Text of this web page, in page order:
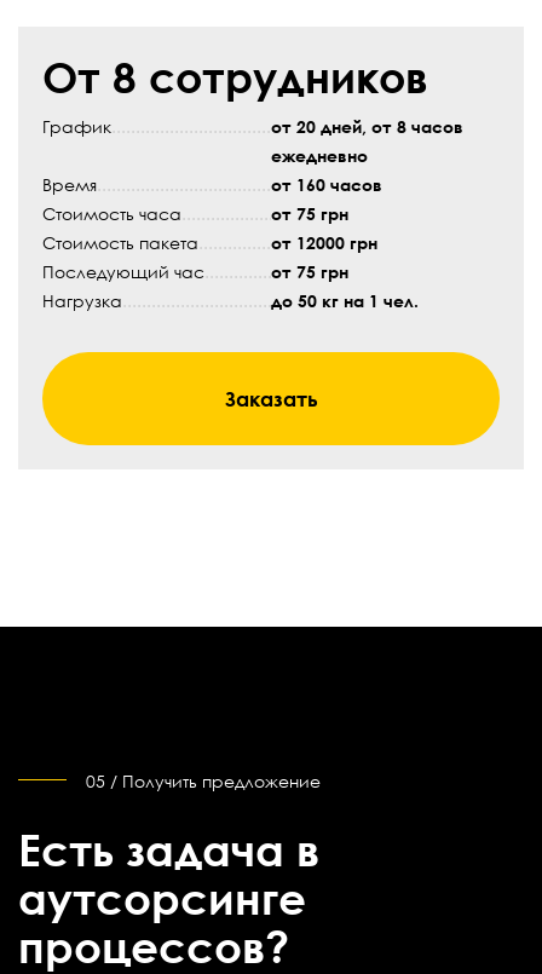
От 8 сотрудников
График
от 20 дней, от 8 часов
ежедневно
Время
от 160 часов
Стоимость часа
от 75 грн
Стоимость пакета
от 12000 грн
Последующий час
от 75 грн
Нагрузка
до 50 кг на 1 чел.
Заказать
05 / Получить предложение
Есть задача в
аутсорсинге
процессов?